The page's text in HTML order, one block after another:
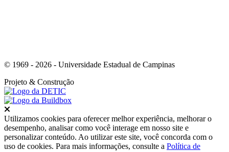
© 1969 - 2026 - Universidade Estadual de Campinas
Projeto & Construção
Utilizamos cookies para oferecer melhor experiência, melhorar o
desempenho, analisar como você interage em nosso site e
personalizar conteúdo. Ao utilizar este site, você concorda com o
uso de cookies. Para mais informações, consulte a Política de